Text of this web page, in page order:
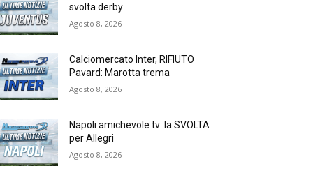
svolta derby
Agosto 8, 2026
Calciomercato Inter, RIFIUTO
Pavard: Marotta trema
Agosto 8, 2026
Napoli amichevole tv: la SVOLTA
per Allegri
Agosto 8, 2026